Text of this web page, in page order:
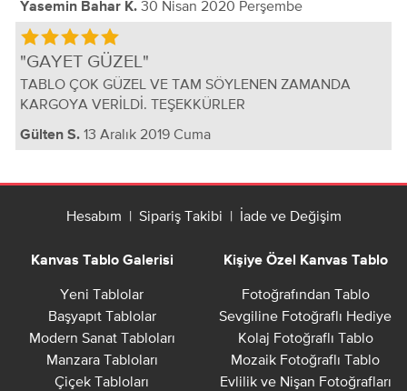
Yasemin Bahar K. 30 Nisan 2020 Perşembe
GAYET GÜZEL
TABLO ÇOK GÜZEL VE TAM SÖYLENEN ZAMANDA
KARGOYA VERİLDİ. TEŞEKKÜRLER
Gülten S. 13 Aralık 2019 Cuma
Hesabım | Sipariş Takibi | İade ve Değişim
Kanvas Tablo Galerisi
Yeni Tablolar
Başyapıt Tablolar
Modern Sanat Tabloları
Manzara Tabloları
Çiçek Tabloları
Kişiye Özel Kanvas Tablo
Fotoğrafından Tablo
Sevgiline Fotoğraflı Hediye
Kolaj Fotoğraflı Tablo
Mozaik Fotoğraflı Tablo
Evlilik ve Nişan Fotoğrafları